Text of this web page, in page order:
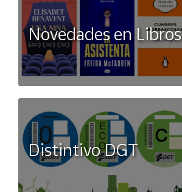
Novedades en Libros
Distintivo DGT